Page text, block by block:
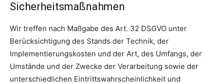
Sicherheitsmaßnahmen
Wir treffen nach Maßgabe des Art. 32 DSGVO unter
Berücksichtigung des Stands der Technik, der
Implementierungskosten und der Art, des Umfangs, der
Umstände und der Zwecke der Verarbeitung sowie der
unterschiedlichen Eintrittswahrscheinlichkeit und